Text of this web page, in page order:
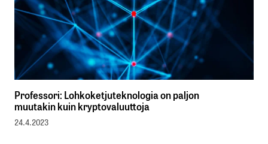
Professori: Lohkoketjuteknologia on paljon
muutakin kuin kryptovaluuttoja
24.4.2023